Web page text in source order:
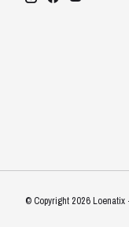
© Copyright 2026 Loenatix